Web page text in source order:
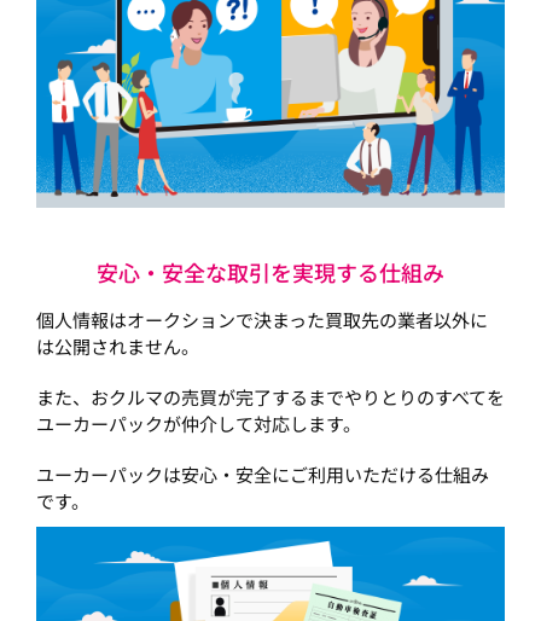
安心・安全な取引を実現する仕組み
個人情報はオークションで決まった買取先の業者以外に
は公開されません。
また、おクルマの売買が完了するまでやりとりのすべてを
ユーカーパックが仲介して対応します。
ユーカーパックは安心・安全にご利用いただける仕組み
です。